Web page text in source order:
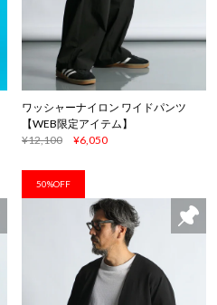
ワッシャーナイロン ワイドパンツ
【WEB限定アイテム】
¥12,100
¥6,050
50%OFF